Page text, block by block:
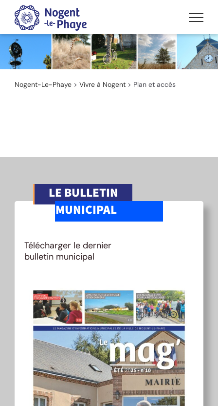
Passer
contenu
Nogent-Le-Phaye > Vivre à Nogent > Plan et accès
LE BULLETIN
MUNICIPAL
Télécharger le dernier
bulletin municipal